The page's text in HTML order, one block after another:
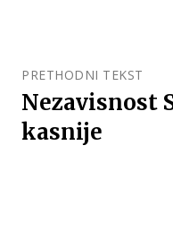
PRETHODNI TEKST
Nezavisnost
kasnije